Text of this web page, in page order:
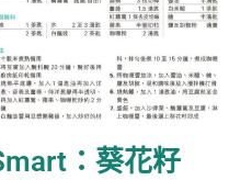
：葵花籽